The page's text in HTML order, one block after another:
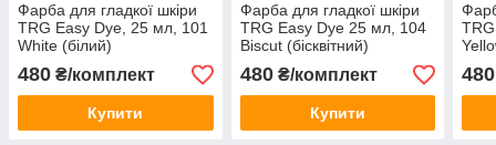
Фарба для гладкої шкіри
TRG Easy Dye, 25 мл, 101
White (білий)
480 ₴/комплект
Купити
Фарба для гладкої шкіри
TRG Easy Dye 25 мл, 104
Biscut (бісквітний)
480₴/комплект
Купити
480